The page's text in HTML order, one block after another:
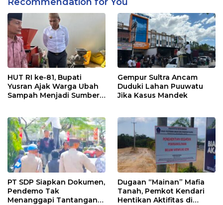
HUT RI ke-81, Bupati
Yusran Ajak Warga Ubah
Sampah Menjadi Sumber
Gempur Sultra Ancam
Duduki Lahan Puuwatu
Jika Kasus Mandek
PT SDP Siapkan Dokumen,
Pendemo Tak
Menanggapi Tantangan
Dugaan “Mainan” Mafia
Tanah, Pemkot Kendari
Hentikan Aktifitas di